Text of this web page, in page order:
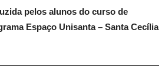
pelos alunos do curso de
Espaço Unisanta – Santa Cecília